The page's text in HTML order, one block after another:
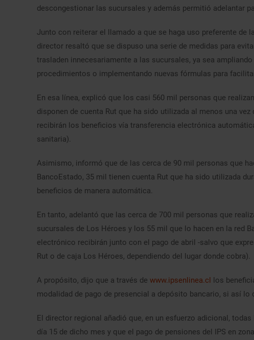
descongestionar las sucursales y además permitió adelantar
Junto con reiterar el llamado a que se haga uso preferente
director resaltó que se dispuso una serie de medidas para
trasladen innecesariamente a las sucursales, ya sea
procedimientos o implementando nuevas fórmulas para
En esa línea, explicó que los casi 560 mil personas que
disponen de cuenta Rut que ha sido utilizada al menos una
recibirán los beneficios vía transferencia electrónica
sanitaria).
Asimismo, informó que de las cerca de 90 mil personas que
BancoEstado, 35 mil tienen cuenta Rut que ha sido utilizada
beneficios de manera automática.
En tanto, adelantó que las cerca de 700 mil personas que
sucursales de Los Héroes y los 55 mil que lo hacen en la red
electrónico recibirán junto con el pago de abril -salvo que
Rut o de caja Los Héroes, dependiendo del lugar donde cobra).
A propósito, dijo que a través de www.ipsenlinea.cl los
modalidad de pago de presencial a depósito bancario, si así lo
El director regional añadió que, en un esfuerzo adicional,
día 15 de dicho mes y que el pago de pensiones del IPS en